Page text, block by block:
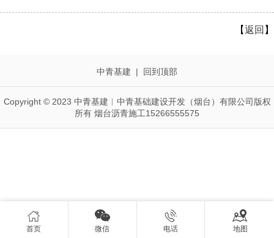
【返回 】
中青基建 | 回到顶部
Copyright © 2023 中青基建︱中青基础建设开发（烟台）有限公司版权
所有 烟台沥青施工15266555575

首页

微信

电话

地图